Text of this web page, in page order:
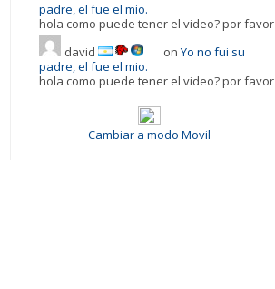
padre, el fue el mio.
hola como puede tener el video? por favor
david
on Yo no fui su
padre, el fue el mio.
hola como puede tener el video? por favor
Cambiar a modo Movil